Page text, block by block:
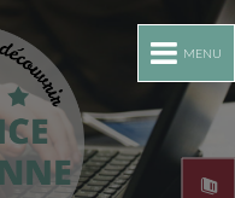
MENU